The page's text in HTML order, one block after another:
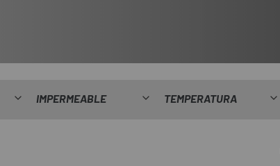
IMPERMEABLE TEMPERATURA